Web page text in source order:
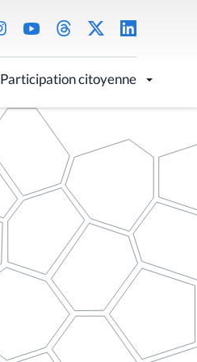
Participation citoyenne